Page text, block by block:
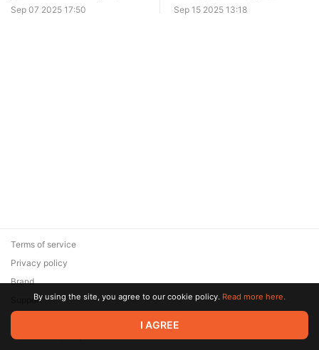
Sep 07 2025 17:50 Sep 15 2025 13:18
© 2026 Zaya Solutions Limited. All rights reserved. All trademarks
are the property of their respective owners.
Terms of service
Privacy policy
Brand
SupportBy using the site, you agree to our cookie policy. Read more here.
I AGREE